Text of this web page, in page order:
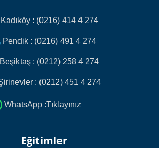
: (0216) 414 4 274
Pendik : (0216) 491 4 274
Beşiktaş : (0212) 258 4 274
: (0212) 451 4 274
WhatsApp :Tıklayınız
Eğitimler